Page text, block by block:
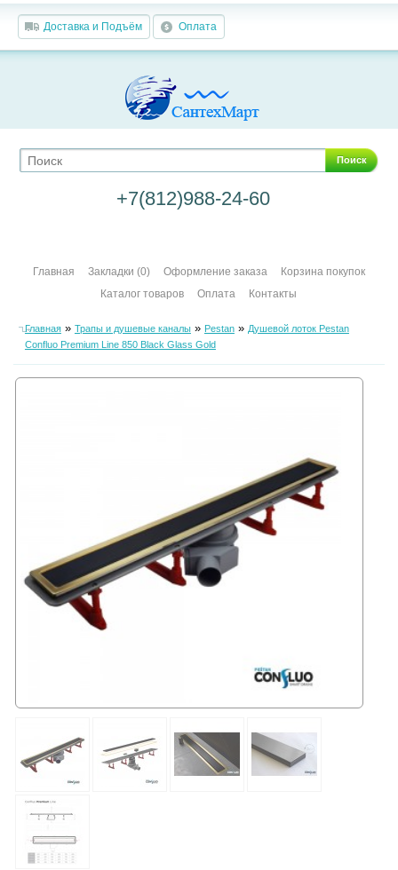
Доставка и Подъём Оплата
Поиск
+7(812)988-24-60
Главная Закладки (0) Оформление заказа
Корзина покупок
Каталог товаров
Оплата Контакты
Главная» Трапы и душевые каналы» Pestan» Душевой лоток Pestan
Confluo Premium Line 850 Black Glass Gold